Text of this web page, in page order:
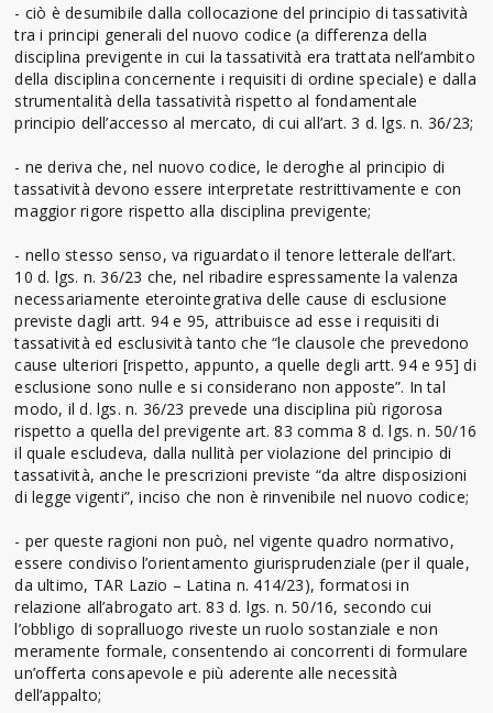
- ciò è desumibile dalla collocazione del principio di tassatività
tra i principi generali del nuovo codice (a differenza della
disciplina previgente in cui la tassatività era trattata nell’ambito
della disciplina concernente i requisiti di ordine speciale) e dalla
strumentalità della tassatività rispetto al fondamentale
principio dell’accesso al mercato, di cui all’art. 3 d. lgs. n. 36/23;
- ne deriva che, nel nuovo codice, le deroghe al principio di
tassatività devono essere interpretate restrittivamente e con
maggior rigore rispetto alla disciplina previgente;
- nello stesso senso, va riguardato il tenore letterale dell’art.
10 d. lgs. n. 36/23 che, nel ribadire espressamente la valenza
necessariamente eterointegrativa delle cause di esclusione
previste dagli artt. 94 e 95, attribuisce ad esse i requisiti di
tassatività ed esclusività tanto che “le clausole che prevedono
cause ulteriori [rispetto, appunto, a quelle degli artt. 94 e 95] di
esclusione sono nulle e si considerano non apposte”. In tal
modo, il d. lgs. n. 36/23 prevede una disciplina più rigorosa
rispetto a quella del previgente art. 83 comma 8 d. lgs. n. 50/16
il quale escludeva, dalla nullità per violazione del principio di
tassatività, anche le prescrizioni previste “da altre disposizioni
di legge vigenti”, inciso che non è rinvenibile nel nuovo codice;
- per queste ragioni non può, nel vigente quadro normativo,
essere condiviso l’orientamento giurisprudenziale (per il quale,
da ultimo, TAR Lazio – Latina n. 414/23), formatosi in
relazione all’abrogato art. 83 d. lgs. n. 50/16, secondo cui
l’obbligo di sopralluogo riveste un ruolo sostanziale e non
meramente formale, consentendo ai concorrenti di formulare
un’offerta consapevole e più aderente alle necessità
dell’appalto;